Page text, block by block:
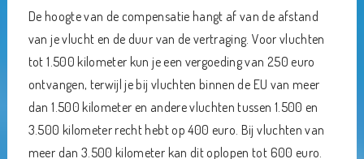
De hoogte van de compensatie hangt af van de afstand
van je vlucht en de duur van de vertraging. Voor vluchten
tot 1.500 kilometer kun je een vergoeding van 250 euro
ontvangen, terwijl je bij vluchten binnen de EU van meer
dan 1.500 kilometer en andere vluchten tussen 1.500 en
3.500 kilometer recht hebt op 400 euro. Bij vluchten van
meer dan 3.500 kilometer kan dit oplopen tot 600 euro.